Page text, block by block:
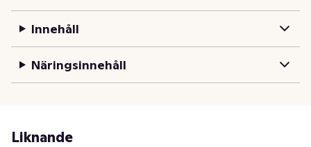
Innehåll
Näringsinnehåll
Liknande